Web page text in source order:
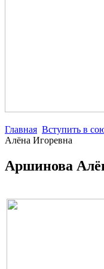
Главная Вступить в
Алёна Игоревна
Аршинова